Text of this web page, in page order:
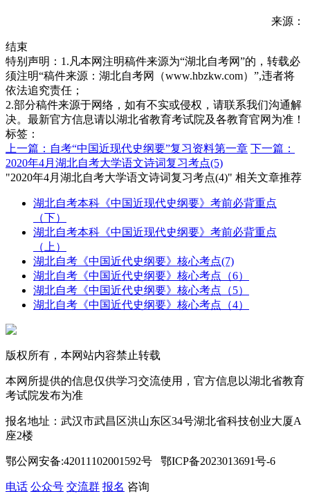
来源：
结束
特别声明：1.凡本网注明稿件来源为“湖北自考网”的，转载必
须注明“稿件来源：湖北自考网（www.hbzkw.com）”,违者将
依法追究责任；
2.部分稿件来源于网络，如有不实或侵权，请联系我们沟通解
决。最新官方信息请以湖北省教育考试院及各教育官网为准！
标签：
上一篇：自考“中国近现代史纲要”复习资料第一章 下一篇：
2020年4月湖北自考大学语文诗词复习考点(5)
"2020年4月湖北自考大学语文诗词复习考点(4)" 相关文章推荐
湖北自考本科《中国近现代史纲要》考前必背重点
（下）
湖北自考本科《中国近现代史纲要》考前必背重点
（上）
湖北自考《中国近代史纲要》核心考点(7)
湖北自考《中国近代史纲要》核心考点（6）
湖北自考《中国近代史纲要》核心考点（5）
湖北自考《中国近代史纲要》核心考点（4）
版权所有，本网站内容禁止转载
本网所提供的信息仅供学习交流使用，官方信息以湖北省教育
考试院发布为准
报名地址：武汉市武昌区洪山东区34号湖北省科技创业大厦A
座2楼
鄂公网安备:42011102001592号 鄂ICP备2023013691号-6
电话 公众号 交流群 报名 咨询